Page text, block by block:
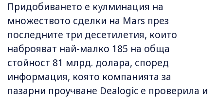
Придобиването е кулминация на
множеството сделки на Mars през
последните три десетилетия, които
наброяват най-малко 185 на обща
стойност 81 млрд. долара, според
информация, която компанията за
пазарни проучване Dealogic е проверила и